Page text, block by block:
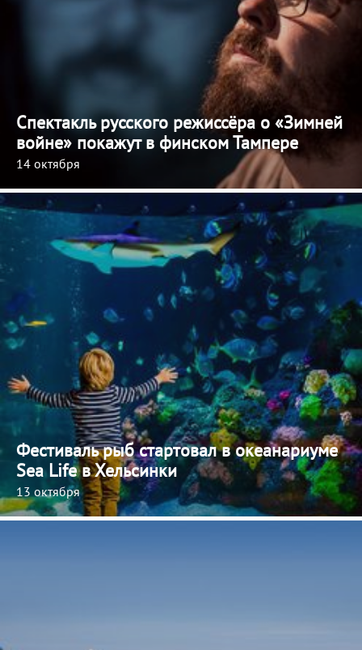
Спектакль русского режиссёра о «Зимней
войне» покажут в финском Тампере
14 октября
Фестиваль рыб стартовал в океанариуме
Sea Life в Хельсинки
13 октября